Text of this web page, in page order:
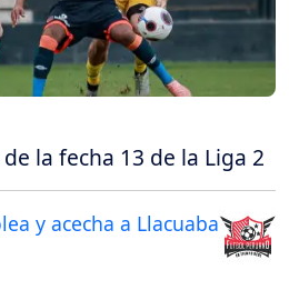
la fecha 13 de la Liga 2